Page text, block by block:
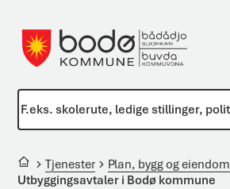
Du er her:Tjenester
Plan, bygg og eiendom
Utbyggingsavtaler i Bodø kommune